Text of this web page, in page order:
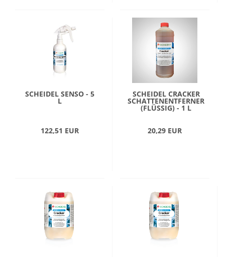
SCHEIDEL SENSO - 5
L
122,51 EUR
SCHEIDEL CRACKER
SCHATTENENTFERNER
(FLÜSSIG) - 1 L
20,29 EUR